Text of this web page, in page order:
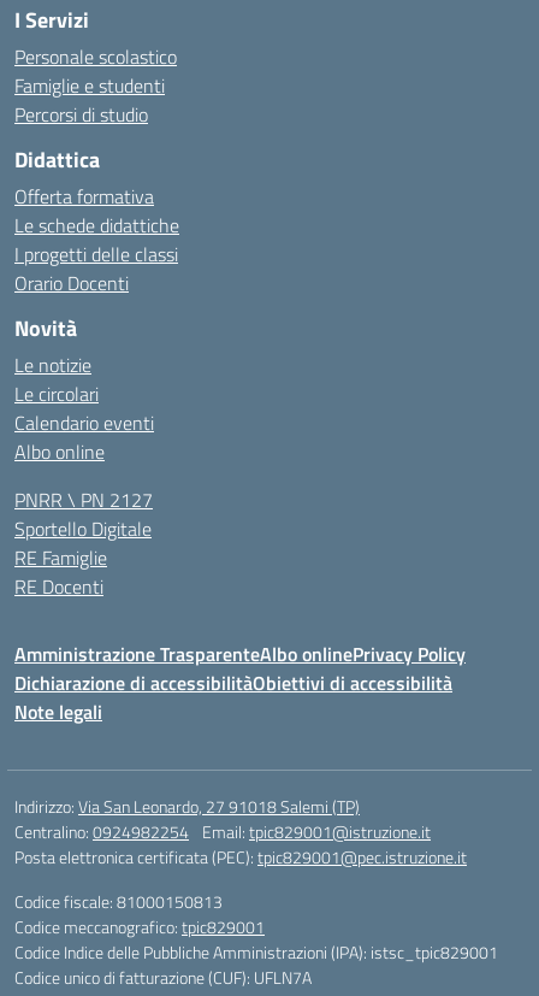
I Servizi
Personale scolastico
Famiglie e studenti
Percorsi di studio
Didattica
Offerta formativa
Le schede didattiche
I progetti delle classi
Orario Docenti
Novità
Le notizie
Le circolari
Calendario eventi
Albo online
PNRR \ PN 2127
Sportello Digitale
RE Famiglie
RE Docenti
Amministrazione TrasparenteAlbo onlinePrivacy Policy
Dichiarazione di accessibilitàObiettivi di accessibilità
Note legali
Indirizzo:Via San Leonardo, 27 91018 Salemi (TP)
Centralino:0924982254 Email:tpic829001@istruzione.it
Posta elettronica certificata (PEC):tpic829001@pec.istruzione.it
Codice fiscale: 81000150813
Codice meccanografico:tpic829001
Codice Indice delle Pubbliche Amministrazioni (IPA): istsc_tpic829001
Codice unico di fatturazione (CUF): UFLN7A